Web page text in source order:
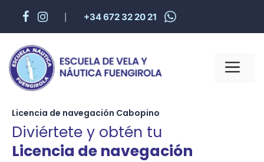
+34 672 32 20 21
Licencia de navegación Cabopino
Diviértete y obtén tu
Licencia de navegación